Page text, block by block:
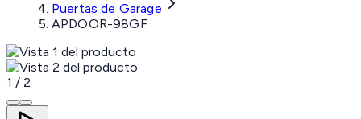
Puertas de Garage
APDOOR-98GF
1 / 2